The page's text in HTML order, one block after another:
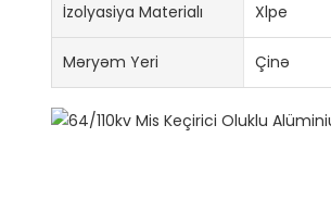
İzolyasiya Materialı Xlpe
Məryəm Yeri Çinə